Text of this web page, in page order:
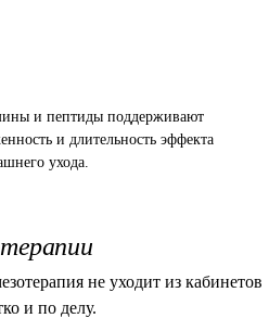
и пептиды поддерживают
и длительность эффекта
ухода.
не уходит из кабинетов
и по делу.